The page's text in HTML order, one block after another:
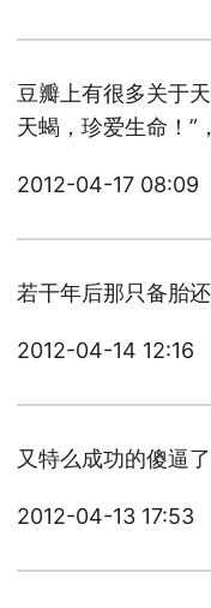
豆瓣上有很多关于
天蝎，珍爱生命！”
2012-04-17 08:09
若干年后那只备胎
2012-04-14 12:16
又特么成功的傻逼
2012-04-13 17:53